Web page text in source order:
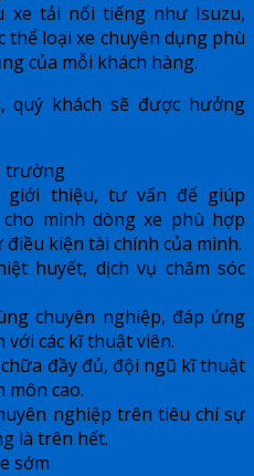
xe tải nổi tiếng như Isuzu,
thể loại xe chuyên dụng phù
của mỗi khách hàng.
khách sẽ được hưởng
trường
giới thiệu, tư vấn để giúp
mình dòng xe phù hợp
kiện tài chính của mình.
huyết, dịch vụ chăm sóc
chuyên nghiệp, đáp ứng
với các kĩ thuật viên.
đầy đủ, đội ngũ kĩ thuật
môn cao.
nghiệp trên tiêu chí sự
là trên hết.
sớm